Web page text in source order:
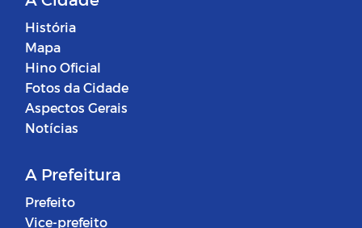
História
Mapa
Hino Oficial
Fotos da Cidade
Aspectos Gerais
Notícias
A Prefeitura
Prefeito
Vice-prefeito